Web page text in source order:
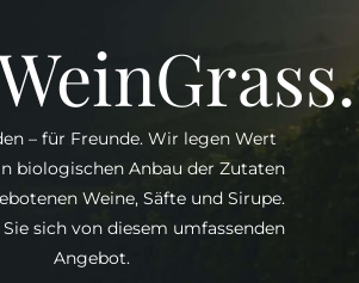
– für Freunde. Wir legen Wert
biologischen Anbau der Zutaten
Weine, Säfte und Sirupe.
sich von diesem umfassenden
Angebot.